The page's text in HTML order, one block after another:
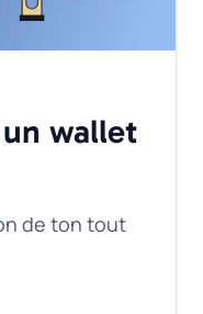
wallet
de ton tout